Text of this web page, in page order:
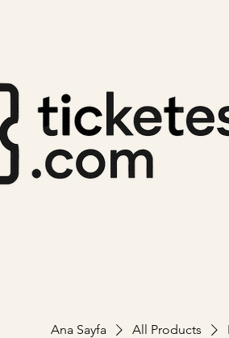
Ana Sayfa All Products